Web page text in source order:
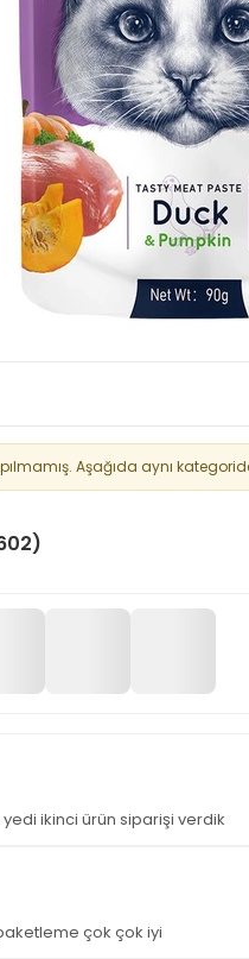
Aşağıda aynı
ikinci ürün siparişi verdik
çok çok iyi